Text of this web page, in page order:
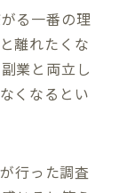
る一番の理
離れたくな
業と両立し
くなるとい
行った調査